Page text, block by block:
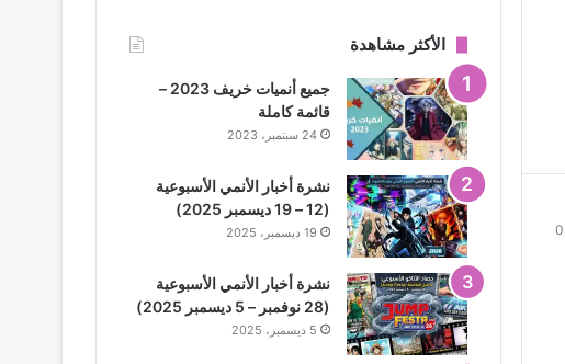
0
الأكثر مشاهدة
جميع أنميات خريف 2023 –
قائمة كاملة
24 سبتمبر، 2023
نشرة أخبار الأنمي الأسبوعية
(12 – 19 ديسمبر 2025)
19 ديسمبر، 2025
نشرة أخبار الأنمي الأسبوعية
(28 نوفمبر – 5 ديسمبر 2025)
5 ديسمبر، 2025